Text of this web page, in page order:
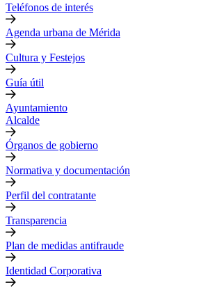
Teléfonos de interés
Agenda urbana de Mérida
Cultura y Festejos
Guía útil
Ayuntamiento
Alcalde
Órganos de gobierno
Normativa y documentación
Perfil del contratante
Transparencia
Plan de medidas antifraude
Identidad Corporativa